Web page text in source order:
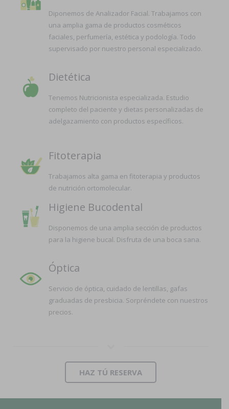
Diponemos de Analizador Facial. Trabajamos con
una amplia gama de productos cosméticos
faciales, perfumería, estética y podología. Todo
supervisado por nuestro personal especializado.
Dietética
Tenemos Nutricionista especializada. Estudio
completo del paciente y dietas personalizadas de
adelgazamiento con productos específicos.
Fitoterapia
Trabajamos alta gama en fitoterapia y productos
de nutrición ortomolecular.
Higiene Bucodental
Disponemos de una amplia sección de productos
para la higiene bucal. Disfruta de una boca sana.
Óptica
Servicio de óptica, cuidado de lentillas, gafas
graduadas de presbicia. Sorpréndete con nuestros
precios.
HAZ TÚ RESERVA